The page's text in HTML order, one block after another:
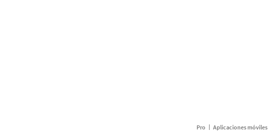
Pro Aplicaciones móviles